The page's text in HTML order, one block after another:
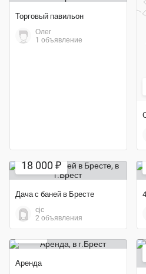
Торговый павильон
Олег
1 объявление
18 000 ₽
Дача с баней в Бресте
cjc
2 объявления
Аренда